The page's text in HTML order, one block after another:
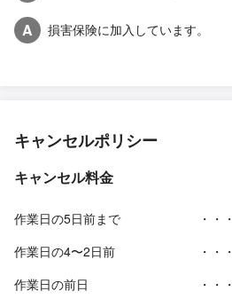
A 損害保険に加入しています。
キャンセルポリシー
キャンセル料金
作業日の5日前まで ・・・
作業日の4〜2日前
・・・
作業日の前日
・・・